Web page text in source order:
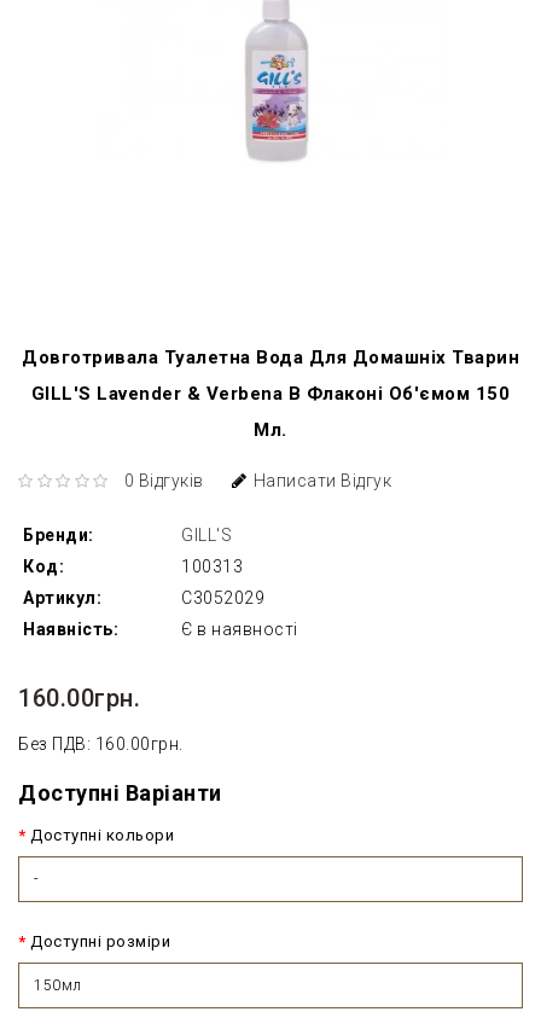
Довготривала Туалетна Вода Для Домашніх Тварин
GILL'S Lavender & Verbena В Флаконі Об'ємом 150
Мл.
0 Відгуків Написати Відгук
Бренди:
GILL'S
Код:
100313
Артикул:
C3052029
Наявність:
Є в наявності
160.00грн.
Без ПДВ: 160.00грн.
Доступні Варіанти
Доступні кольори
-
Доступні розміри
150мл